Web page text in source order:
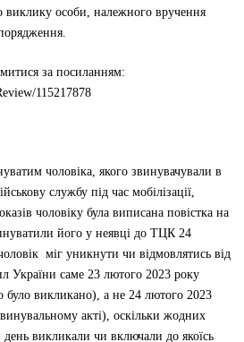
особи, належного вручення
за посиланням:
115217878
чоловіка, якого звинувачували в
службу під час мобілізації,
чоловіку була виписана повістка на
його у неявці до ТЦК 24
міг уникнути чи відмовлятись від
України саме 23 лютого 2023 року
було викликано), а не 24 лютого 2023
акті), оскільки жодних
викликали чи включали до якоїсь